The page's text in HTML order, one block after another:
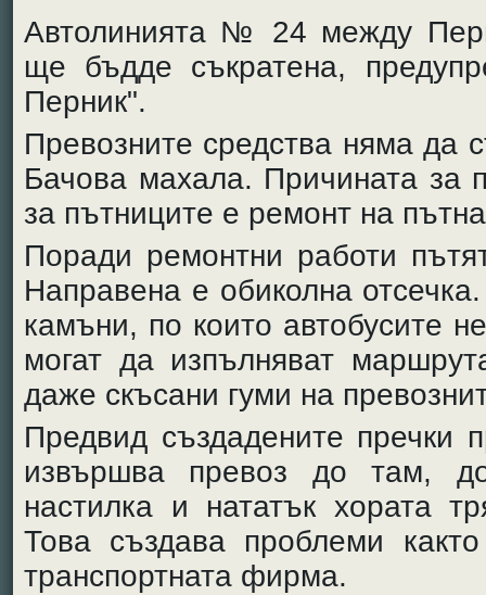
Автолинията № 24 между
ще бъдде съкратена,
Перник".
Превозните средства няма да
Бачова махала. Причината за
за пътниците е ремонт на
Поради ремонтни работи
Направена е обиколна
камъни, по които автобусите
могат да изпълняват
даже скъсани гуми на
Предвид създадените пречки
извършва превоз до там,
настилка и нататък хората
Това създава проблеми
транспортната фирма.